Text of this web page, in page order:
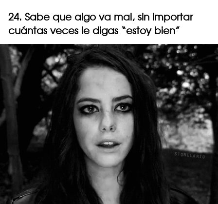
24. Sabe que algo va mal, sin importar
cuántas veces le digas “estoy bien”